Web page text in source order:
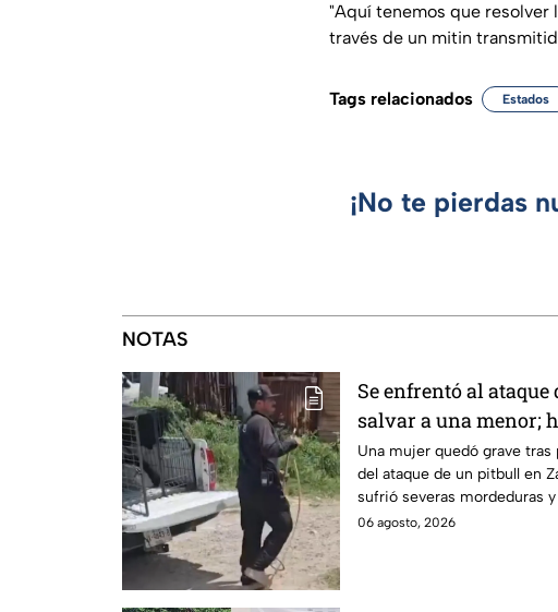
"Aquí tenemos que resolver
través de un mitin
Tags relacionados Estados
¡No te pierdas
NOTAS
Se enfrentó al
salvar a una menor;
vida en Zapopan
Una mujer quedó grave
del ataque de un pitbull en
sufrió severas mordeduras
pierda un brazo.
06 agosto, 2026